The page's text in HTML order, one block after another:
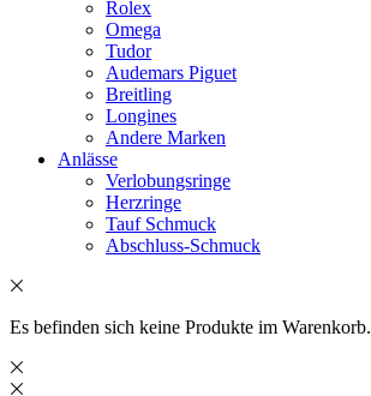
Rolex
Omega
Tudor
Audemars Piguet
Breitling
Longines
Andere Marken
Anlässe
Verlobungsringe
Herzringe
Tauf Schmuck
Abschluss-Schmuck
Es befinden sich keine Produkte im Warenkorb.